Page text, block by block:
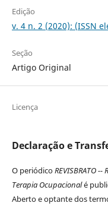
Edição
v. 4 n. 2 (2020): (ISSN
Seção
Artigo Original
Licença
Declaração e
O periódicoREVISBRATO
Terapia Ocupacionalé
Aberto e optante dos